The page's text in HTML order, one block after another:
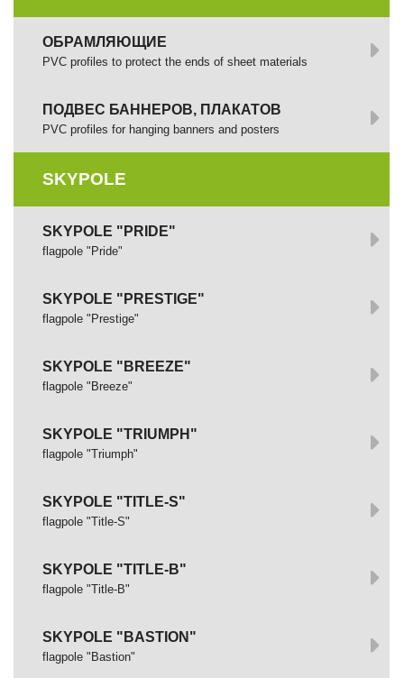
ОБРАМЛЯЮЩИЕ
PVC profiles to protect the ends of sheet materials
ПОДВЕС БАННЕРОВ, ПЛАКАТОВ
PVC profiles for hanging banners and posters
SKYPOLE
SKYPOLE "PRIDE"
flagpole "Pride"
SKYPOLE "PRESTIGE"
flagpole "Prestige"
SKYPOLE "BREEZE"
flagpole "Breeze"
SKYPOLE "TRIUMPH"
flagpole "Triumph"
SKYPOLE "TITLE-S"
flagpole "Title-S"
SKYPOLE "TITLE-B"
flagpole "Title-B"
SKYPOLE "BASTION"
flagpole "Bastion"